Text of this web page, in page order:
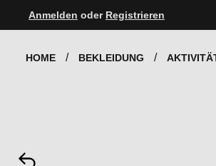
Hauptnavigation springen
Anmelden oder Registrieren
HOME BEKLEIDUNG